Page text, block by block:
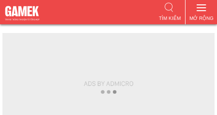
MỞ RỘNG
TÌM KIẾM